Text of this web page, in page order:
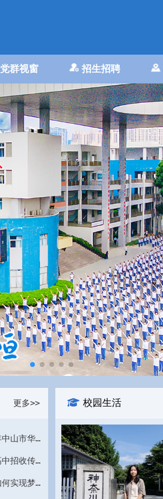
党群视窗 招生招聘
更多>>
成绩及入围资格线公布 | 2026年中山市华辰实验中学普通高中学科类自主招生考核
成绩查询 | 2026年中山市普通高中招收传媒类学生校际联合考试
从中山华辰到北大复旦，看学子如何实现梦想！
校园生活